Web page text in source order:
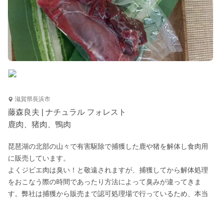
滋賀県長浜市
藤森良夫 | ナチュラル フォレスト
鹿肉、猪肉、鴨肉
琵琶湖の北部の山々で有害駆除で捕獲した鹿や猪を解体し食肉用
に販売しています。
よくジビエ肉は臭い！と敬遠されますが、捕獲してから解体処理
をおこなう際の時間であったり方法によって臭みが違ってきま
す。弊社は捕獲から販売まで認可処理場で行っているため、本当